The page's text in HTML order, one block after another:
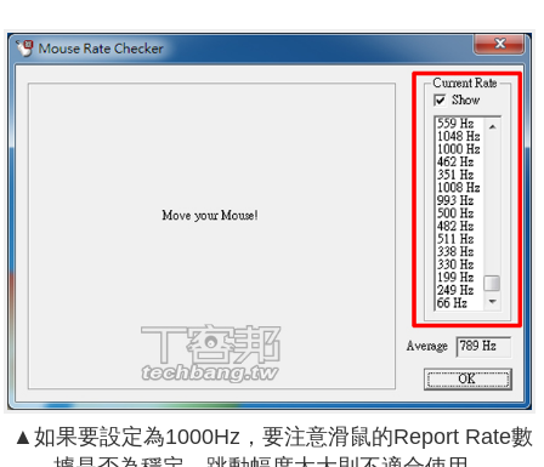
▲如果要設定為1000Hz，要注意滑鼠的Report Rate數